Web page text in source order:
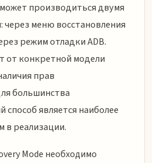
производиться двумя
меню восстановления
режим отладки ADB.
от конкретной модели
прав
большинства
способ является наиболее
в реализации.
Mode необходимо